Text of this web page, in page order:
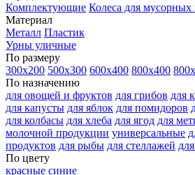
Комплектующие Колеса для мусорных
Материал
Металл Пластик
Урны уличные
По размеру
300х200 500х300 600х400 800х400
По назначению
для овощей и фруктов для грибов для
для капусты для яблок для помидоров
для колбасы для хлеба для ягод для
молочной продукции универсальные
продуктов для рыбы для стеллажей
По цвету
красные синие